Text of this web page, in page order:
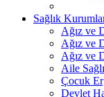
Sağlık
Ağız ve
Ağız ve
Ağız ve
Aile
Çocuk
Devlet